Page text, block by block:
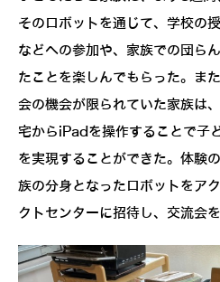
そのロボットを通じて、学校の
などへの参加や、家族での団ら
たことを楽しんでもらった。ま
会の機会が限られていた家族は
宅からiPadを操作することで子
を実現することができた。体験
族の分身となったロボットをア
クトセンターに招待し、交流会を